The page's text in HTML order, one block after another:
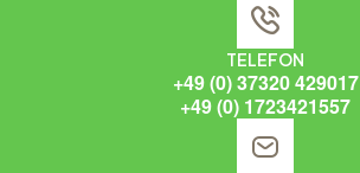
TELEFON
+49 (0) 37320 429017
+49 (0) 1723421557